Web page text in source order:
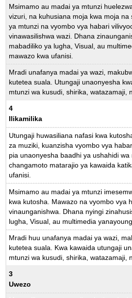
Msimamo au madai ya mtunzi
vizuri, na kuhusiana moja kwa moja
ya mtunzi na vyombo vya habari
vinawasilishwa wazi. Dhana
mabadiliko ya lugha, Visual, au
mawazo kwa ufanisi.
Mradi unafanya madai ya wazi,
kutetea suala. Utungaji unaonyesha
mtunzi wa kusudi, shirika, watazamaji,
4
Ilikamilika
Utungaji huwasiliana nafasi kwa
za muziki, kuanzisha vyombo vya
pia unaonyesha baadhi ya ushahidi
changamoto matarajio ya kawaida
ufanisi.
Msimamo au madai ya mtunzi
kwa kutosha. Mawazo na vyombo vya
vinaunganishwa. Dhana nyingi
lugha, Visual, au multimedia
Mradi huu unafanya madai ya wazi,
kutetea suala. Kwa kawaida utungaji
mtunzi wa kusudi, shirika, watazamaji,
3
Uwezo